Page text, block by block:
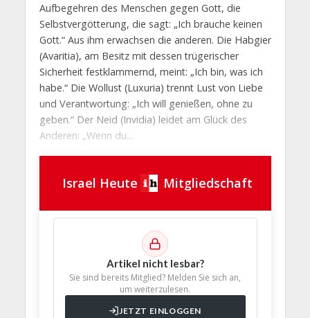
Aufbegehren des Menschen gegen Gott, die
Selbstvergötterung, die sagt: „Ich brauche keinen
Gott.“ Aus ihm erwachsen die anderen. Die Habgier
(Avaritia), am Besitz mit dessen trügerischer
Sicherheit festklammernd, meint: „Ich bin, was ich
habe.“ Die Wollust (Luxuria) trennt Lust von Liebe
und Verantwortung: „Ich will genießen, ohne zu
geben.“ Der Neid (Invidia) leidet am Glück des
Anderen: „Wenn du...
Israel Heute Mitgliedschaft
Artikel nicht lesbar?
Sie sind bereits Mitglied? Melden Sie sich an,
um weiterzulesen.
JETZT EINLOGGEN